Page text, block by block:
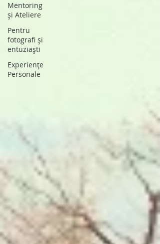
Mentoring
și Ateliere
Pentru
fotografi și
entuziaști
Experiențe
Personale